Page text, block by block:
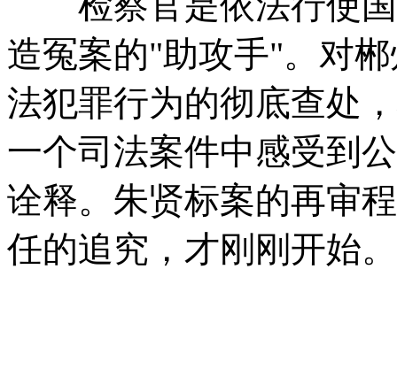
造冤案的"助攻手"。对
法犯罪行为的彻底查处
一个司法案件中感受到
诠释。朱贤标案的再审
任的追究，才刚刚开始。